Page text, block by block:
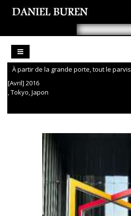
À partir de la grande porte, tout le parvis
[Avril] 2016
, Tokyo, Japon